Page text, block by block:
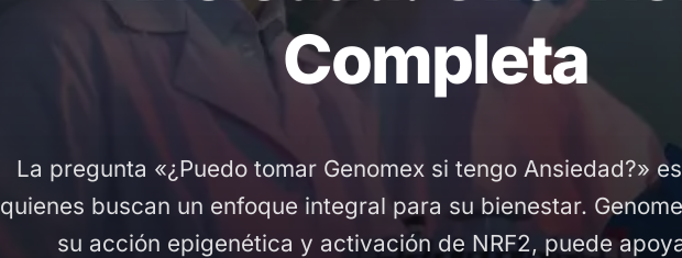
Completa
La pregunta «¿Puedo tomar Genomex si tengo Ansiedad?»
quienes buscan un enfoque integral para su bienestar.
su acción epigenética y activación de NRF2, puede